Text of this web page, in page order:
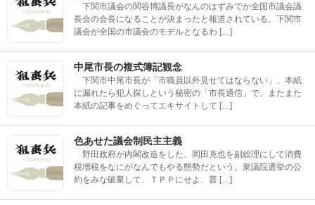
下関市議会の関谷博議長がなんのはずみでか全国市議会議
長会の会長になることが決まったと報道されている。下関市
議会が全国の市議会のモデルとなるわ […]
中尾市長の複式簿記観念
下関市中尾市長が「市職員以外見せてはならない」、本紙
に漏れたら犯人探しという秘密の「市長通信」で、またまた
本紙の記事をめぐってエキサイトして […]
色あせた議会制民主主義
野田政府が内閣改造をした。岡田克也を副総理にして消費
税増税をなにがなんでもやる態勢だという。衆議院選挙の公
約をみな破棄して、ＴＰＰにせよ、普 […]